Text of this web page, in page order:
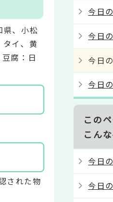
県、小松
タイ、黄
腐：日
された物
今日
今日
今日
今日
この
こん
今日
今日